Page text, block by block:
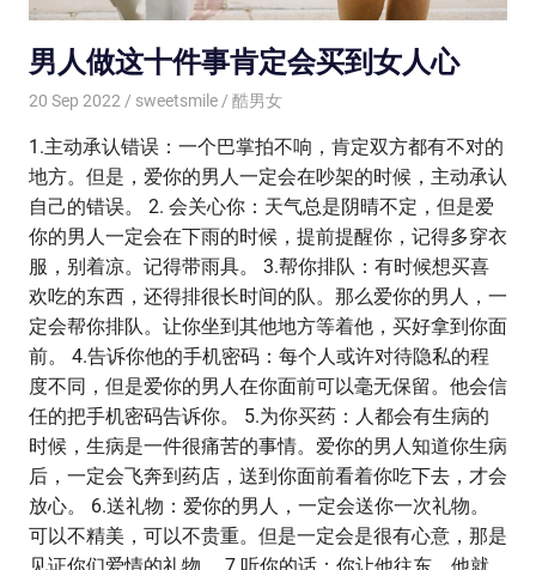
男人做这十件事肯定会买到女人心
20 Sep 2022 sweetsmile 酷男女
1.主动承认错误：一个巴掌拍不响，肯定双方都有不对的
地方。但是，爱你的男人一定会在吵架的时候，主动承认
自己的错误。 2. 会关心你：天气总是阴晴不定，但是爱
你的男人一定会在下雨的时候，提前提醒你，记得多穿衣
服，别着凉。记得带雨具。 3.帮你排队：有时候想买喜
欢吃的东西，还得排很长时间的队。那么爱你的男人，一
定会帮你排队。让你坐到其他地方等着他，买好拿到你面
前。 4.告诉你他的手机密码：每个人或许对待隐私的程
度不同，但是爱你的男人在你面前可以毫无保留。他会信
任的把手机密码告诉你。 5.为你买药：人都会有生病的
时候，生病是一件很痛苦的事情。爱你的男人知道你生病
后，一定会飞奔到药店，送到你面前看着你吃下去，才会
放心。 6.送礼物：爱你的男人，一定会送你一次礼物。
可以不精美，可以不贵重。但是一定会是很有心意，那是